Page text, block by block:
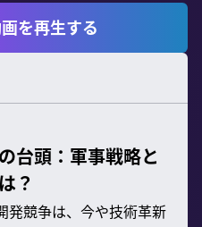
を再生する
台頭：軍事戦略と
？
発競争は、今や技術革新